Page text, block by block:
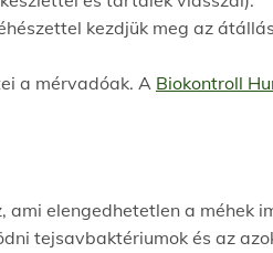
kezdjük meg az
a mérvadóak. A Biokontroll
elengedhetetlen a méhek
tejsavbaktériumok és az